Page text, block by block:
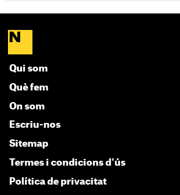
Qui som
Què fem
On som
Escriu-nos
Sitemap
Termes i condicions d'ús
Política de privacitat